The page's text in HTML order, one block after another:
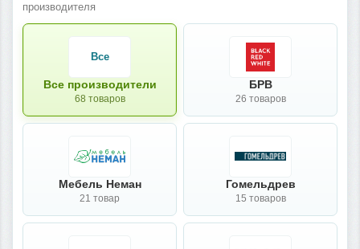
производителя
Все
Все производители
68 товаров
БРВ
26 товаров
Мебель Неман
21 товар
Гомельдрев
15 товаров